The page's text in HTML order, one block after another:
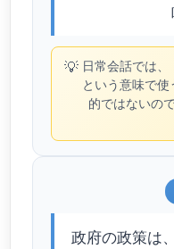
💡 日常会話では、
という意味で
的ではないの
政府の政策は、